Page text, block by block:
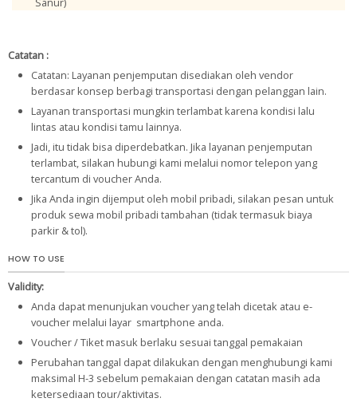
Catatan :
Catatan: Layanan penjemputan disediakan oleh vendor
berdasar konsep berbagi transportasi dengan pelanggan lain.
Layanan transportasi mungkin terlambat karena kondisi lalu
lintas atau kondisi tamu lainnya.
Jadi, itu tidak bisa diperdebatkan. Jika layanan penjemputan
terlambat, silakan hubungi kami melalui nomor telepon yang
tercantum di voucher Anda.
Jika Anda ingin dijemput oleh mobil pribadi, silakan pesan untuk
produk sewa mobil pribadi tambahan (tidak termasuk biaya
parkir & tol).
HOW TO USE
Validity:
Anda dapat menunjukan voucher yang telah dicetak atau e-
voucher melalui layar smartphone anda.
Voucher / Tiket masuk berlaku sesuai tanggal pemakaian
Perubahan tanggal dapat dilakukan dengan menghubungi kami
maksimal H-3 sebelum pemakaian dengan catatan masih ada
ketersediaan tour/aktivitas.